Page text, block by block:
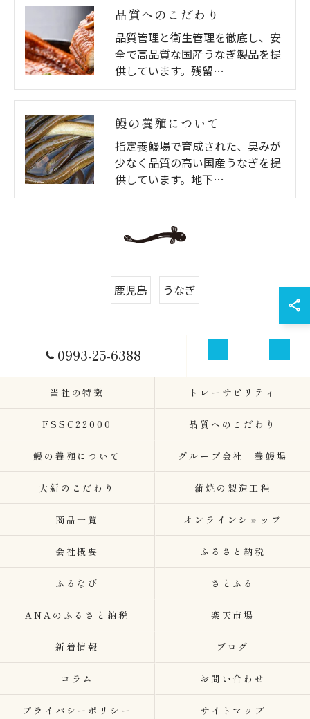
品質へのこだわり
品質管理と衛生管理を徹底し、安
全で高品質な国産うなぎ製品を提
供しています。残留…
鰻の養殖について
指定養鰻場で育成された、臭みが
少なく品質の高い国産うなぎを提
供しています。地下…
鹿児島 うなぎ
0993-25-6388
当社の特徴
トレーサビリティ
FSSC22000 品質へのこだわり
鰻の養殖について グループ会社 養鰻場
大新のこだわり 蒲焼の製造工程
商品一覧 オンラインショップ
会社概要 ふるさと納税
ふるなび さとふる
ANAのふるさと納税 楽天市場
新着情報 ブログ
コラム お問い合わせ
プライバシーポリシー サイトマップ